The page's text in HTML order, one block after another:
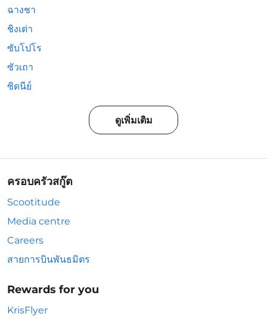
ฉางชา
ชิงเต่า
ซับโปโร
ซัวเถา
ซิดนีย์
ดูเพิ่มเติม
ครอบครัวสกู๊ต
Scootitude
Media centre
Careers
สายการบินพันธมิตร
Rewards for you
KrisFlyer